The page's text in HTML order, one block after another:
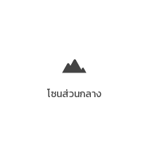
โซนส่วนกลาง